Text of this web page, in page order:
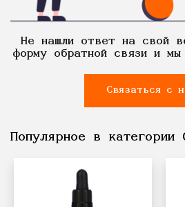
Не нашли ответ на свой
форму обратной связи и
Связаться с
Популярное в категории